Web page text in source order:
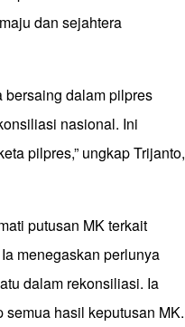
dan sejahtera
bersaing dalam pilpres
nasional. Ini
pilpres,” ungkap Trijanto,
putusan MK terkait
menegaskan perlunya
dalam rekonsiliasi. Ia
hasil keputusan MK.